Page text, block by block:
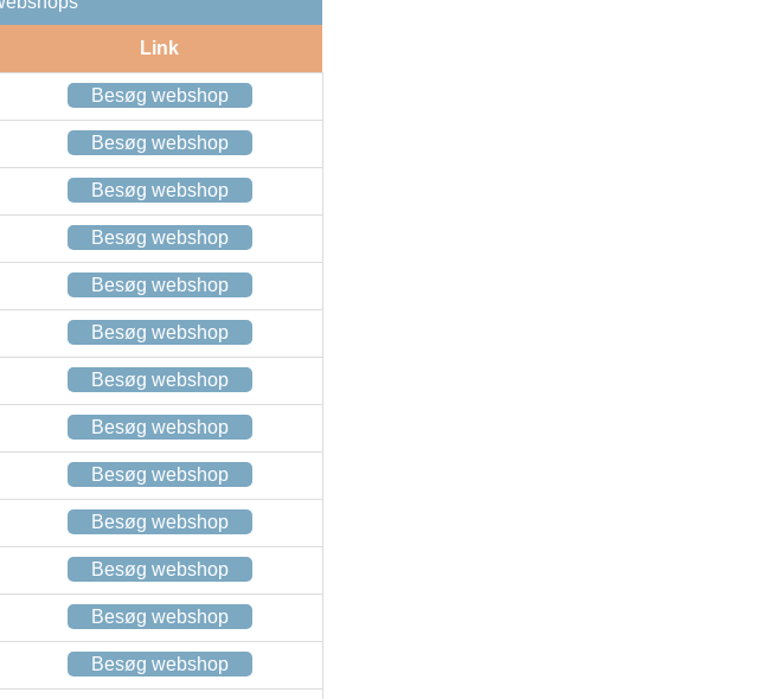
Link
Besøg webshop
Besøg webshop
Besøg webshop
Besøg webshop
Besøg webshop
Besøg webshop
Besøg webshop
Besøg webshop
Besøg webshop
Besøg webshop
Besøg webshop
Besøg webshop
Besøg webshop